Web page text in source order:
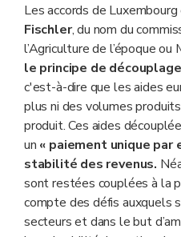
Les accords de Luxembourg
Fischler, du nom du
l’Agriculture de l’époque
le principe de
c'est-à-dire que les aides
plus ni des volumes
produit. Ces aides
un « paiement unique par
stabilité des revenus.
sont restées couplées à la
compte des défis auxquels
secteurs et dans le but